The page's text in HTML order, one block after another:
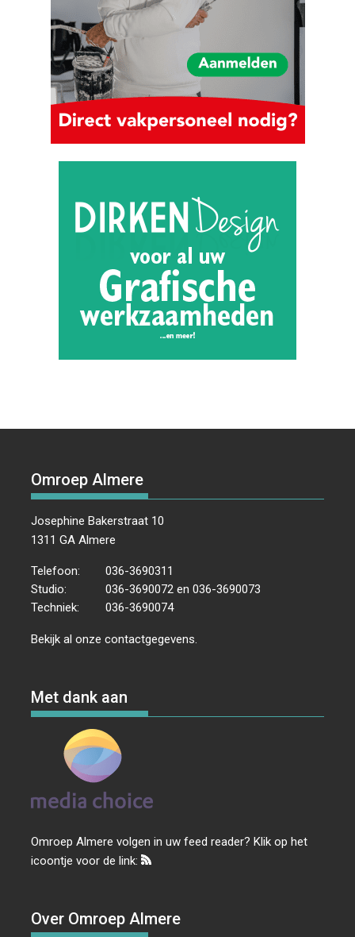
Omroep Almere
Josephine Bakerstraat 10
1311 GA Almere
Telefoon:
036-3690311
Studio:
036-3690072 en 036-3690073
Techniek:
036-3690074
Bekijk al onzecontactgegevens
Met dank aan
Omroep Almere volgen in uw feed reader? Klik op het
icoontje voor de link:
Over Omroep Almere